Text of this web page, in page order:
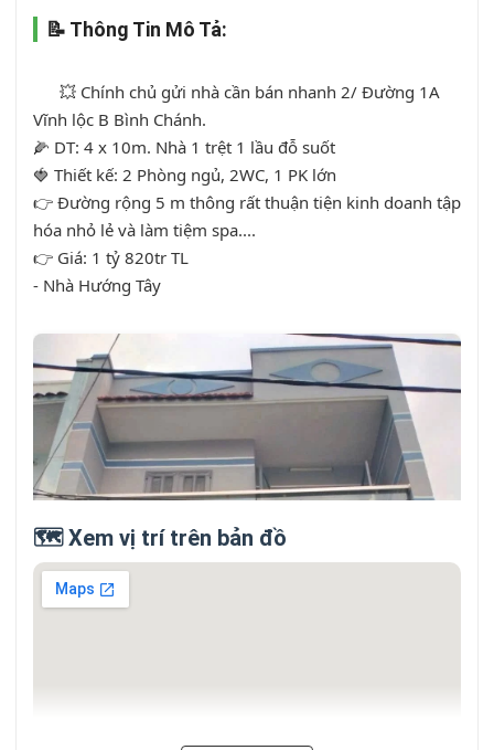
📝 Thông Tin Mô Tả:
Vĩnh lộc B Bình Chánh.
🌽 DT: 4 x 10m. Nhà 1 trệt 1 lầu đỗ suốt
🍓 Thiết kế: 2 Phòng ngủ, 2WC, 1 PK lớn
👉 Đường rộng 5 m thông rất thuận tiện kinh doanh tập
hóa nhỏ lẻ và làm tiệm spa....
👉 Giá: 1 tỷ 820tr TL
- Nhà Hướng Tây
🗺️ Xem vị trí trên bản đồ